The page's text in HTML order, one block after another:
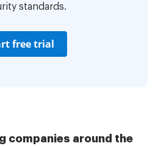
standards.
free trial
companies around the